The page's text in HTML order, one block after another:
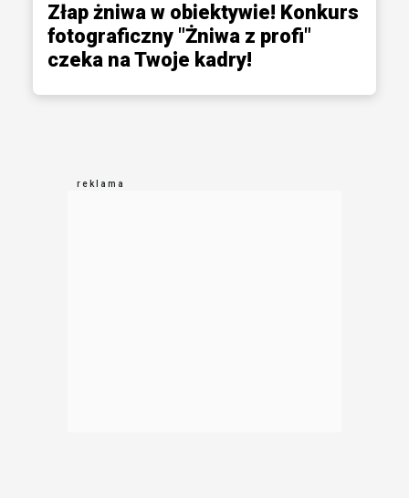
Złap żniwa w obiektywie! Konkurs
fotograficzny "Żniwa z profi"
czeka na Twoje kadry!